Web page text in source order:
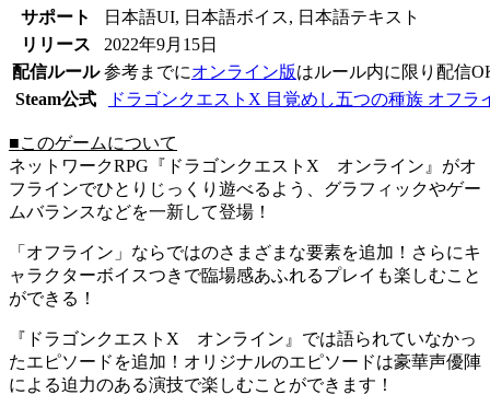
サポート
日本語UI, 日本語ボイス, 日本語テキスト
リリース
2022年9月15日
配信ルール 参考までにオンライン版はルール内に限り配信
Steam公式
ドラゴンクエストX 目覚めし五つの種族 オフラ
■このゲームについて
ネットワークRPG『ドラゴンクエストX オンライン』がオ
フラインでひとりじっくり遊べるよう、グラフィックやゲー
ムバランスなどを一新して登場！
「オフライン」ならではのさまざまな要素を追加！さらにキ
ャラクターボイスつきで臨場感あふれるプレイも楽しむこと
ができる！
『ドラゴンクエストX オンライン』では語られていなかっ
たエピソードを追加！オリジナルのエピソードは豪華声優陣
による迫力のある演技で楽しむことができます！